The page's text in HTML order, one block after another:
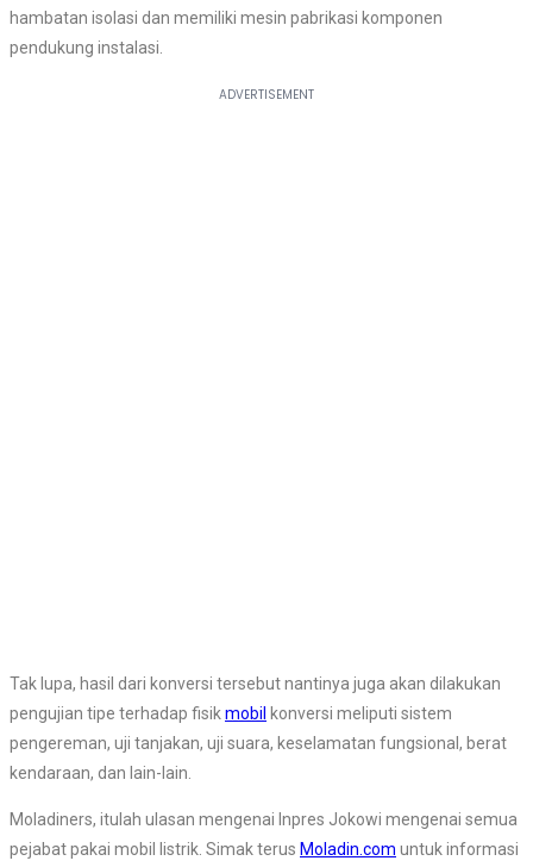
hambatan isolasi dan memiliki mesin pabrikasi komponen
pendukung instalasi.
Tak lupa, hasil dari konversi tersebut nantinya juga akan dilakukan
pengujian tipe terhadap fisikmobil konversi meliputi sistem
pengereman, uji tanjakan, uji suara, keselamatan fungsional, berat
kendaraan, dan lain-lain.
Moladiners, itulah ulasan mengenai Inpres Jokowi mengenai semua
pejabat pakai mobil listrik. Simak terus Moladin.com untuk informasi